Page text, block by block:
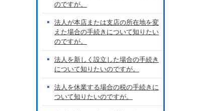
のですが。
法人が本店または支店の所在地を変
えた場合の手続きについて知りたい
のですが。
法人を新しく設立した場合の手続き
について知りたいのですが。
法人を休業する場合の税の手続きに
ついて知りたいのですが。